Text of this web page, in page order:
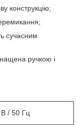
конструкцію;
сучасним
ручкою і
/ 50 Гц